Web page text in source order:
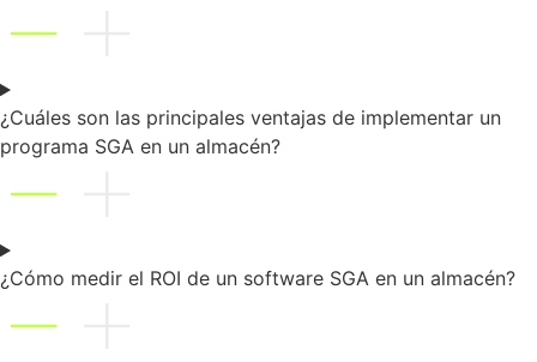
¿Cuáles son las principales ventajas de implementar un
programa SGA en un almacén?
¿Cómo medir el ROI de un software SGA en un almacén?